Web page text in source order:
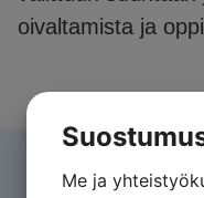
oivaltamista ja
Me ja